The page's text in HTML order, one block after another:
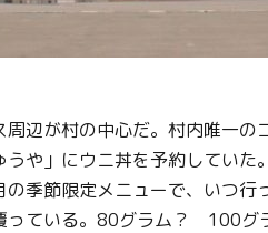
辺が村の中心だ。村内唯一
や」にウニ丼を予約してい
季節限定メニューで、いつ行
っている。80グラム？ 100